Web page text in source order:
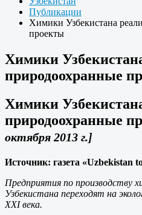
Публикации
Химики Узбекистана
проекты
Химики
природоохранные
Химики
природоохранные
октября 2013 г.]
Источник: газета «Uzbekistan
Предприятия по производству
Узбекистана переходят на
XXI века.